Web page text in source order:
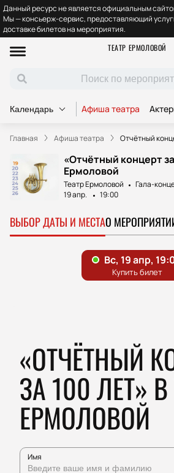
Данный ресурс не является официальным
Мы — консьерж-сервис, предоставляющий
доставке билетов на мероприятия.
ТЕАТР ЕРМОЛОВОЙ
Календарь Афиша театра
Главная Афиша театра Отчётный
«Отчётный концерт
Ермоловой
Театр Ермоловой Гала-
19 апр.
19:00
ВЫБОР ДАТЫ И МЕСТАО
«ОТЧЁТНЫЙ
ЗА 100 ЛЕТ» В
ЕРМОЛОВОЙ
Имя